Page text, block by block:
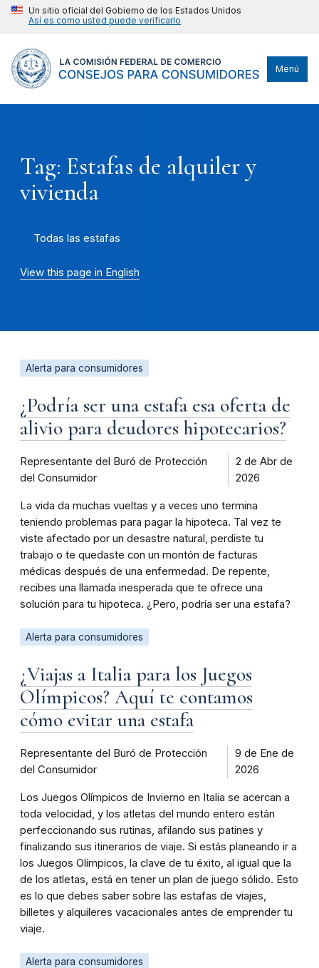
Un sitio oficial del Gobierno de los Estados Unidos
Así es como usted puede verificarlo
Menú
Tag: Estafas de alquiler y
vivienda
Todas las estafas
View this page in English
Alerta para consumidores
¿Podría ser una estafa esa oferta de
alivio para deudores hipotecarios?
Representante del Buró de Protección
del Consumidor
2 de Abr de
2026
La vida da muchas vueltas y a veces uno termina
teniendo problemas para pagar la hipoteca. Tal vez te
viste afectado por un desastre natural, perdiste tu
trabajo o te quedaste con un montón de facturas
médicas después de una enfermedad. De repente,
recibes una llamada inesperada que te ofrece una
solución para tu hipoteca. ¿Pero, podría ser una estafa?
Alerta para consumidores
¿Viajas a Italia para los Juegos
Olímpicos? Aquí te contamos
cómo evitar una estafa
Representante del Buró de Protección
del Consumidor
9 de Ene de
2026
Los Juegos Olímpicos de Invierno en Italia se acercan a
toda velocidad, y los atletas del mundo entero están
perfeccionando sus rutinas, afilando sus patines y
finalizando sus itinerarios de viaje. Si estás planeando ir a
los Juegos Olímpicos, la clave de tu éxito, al igual que la
de los atletas, está en tener un plan de juego sólido. Esto
es lo que debes saber sobre las estafas de viajes,
billetes y alquileres vacacionales antes de emprender tu
viaje.
Alerta para consumidores